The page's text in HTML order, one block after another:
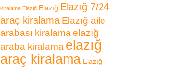
kiralama Elazığ Elazığ Elazığ 7/24
araç kiralama Elazığ aile
arabası kiralamaelazığ
araba kiralama elazığ
araç kiralama Elazığ